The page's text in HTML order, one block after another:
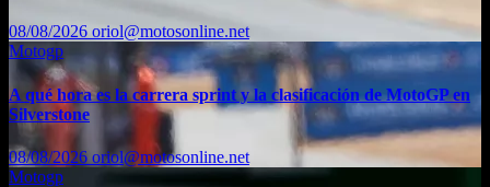
08/08/2026 oriol@motosonline.net
Motogp
A qué hora es la carrera sprint y la clasificación de MotoGP en
Silverstone
08/08/2026 oriol@motosonline.net
Motogp